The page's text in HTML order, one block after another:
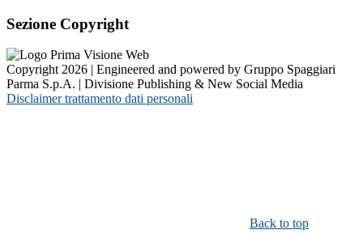
Sezione Copyright
Copyright 2026 | Engineered and powered by Gruppo Spaggiari
Parma S.p.A. | Divisione Publishing & New Social Media
Disclaimer trattamento dati personali
Back to top